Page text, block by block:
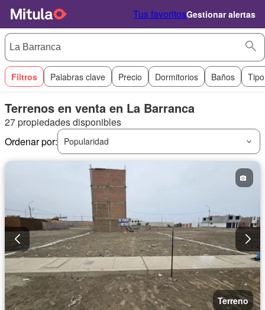
Tus favoritosGestionar alertas
Filtros Palabras clave Precio Dormitorios Baños
Terrenos en venta en La Barranca
27 propiedades disponibles
Ordenar por:
Popularidad
Terreno